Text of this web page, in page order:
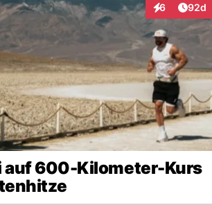
6
Interaktionen
92d
auf 600-Kilometer-Kurs